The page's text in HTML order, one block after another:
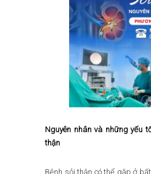
Nguyên nhân và những yếu
thận
Bệnh sỏi thận có thể gặp ở